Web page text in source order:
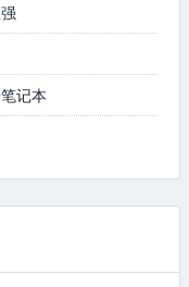
记本